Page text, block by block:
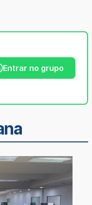
Entrar no grupo